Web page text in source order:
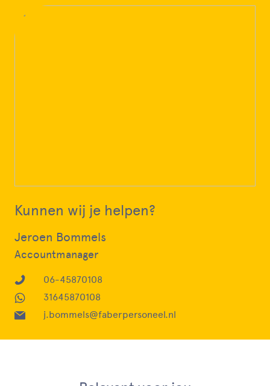
Kunnen wij je helpen?
Jeroen Bommels
Accountmanager
06-45870108
31645870108
j.bommels@faberpersoneel.nl